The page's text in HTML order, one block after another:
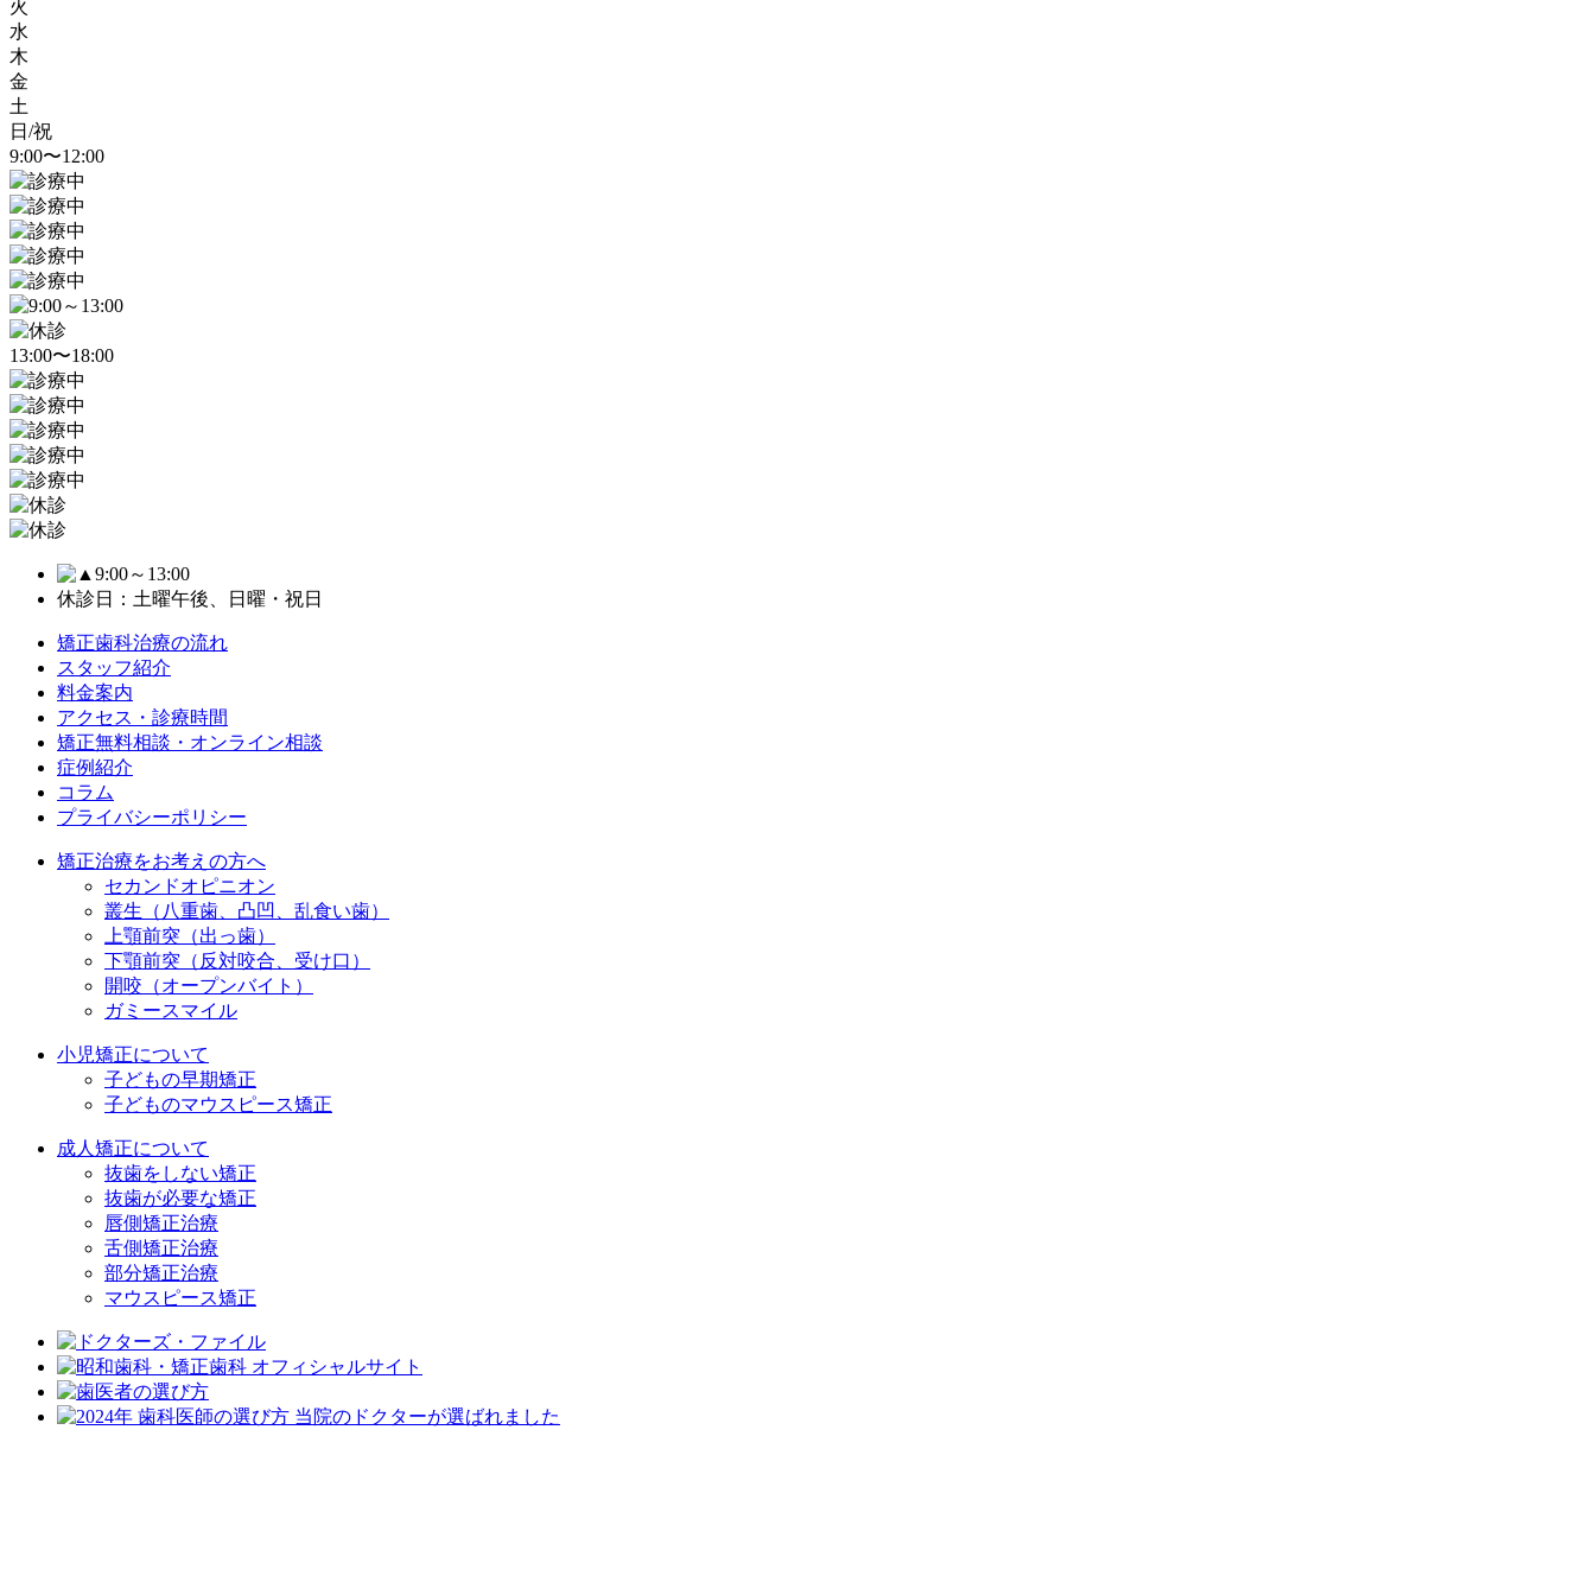
火
水
木
金
土
日/祝
9:00〜12:00
13:00〜18:00
9:00～13:00
休診日：土曜午後、日曜・祝日
矯正歯科治療の流れ
スタッフ紹介
料金案内
アクセス・診療時間
矯正無料相談・オンライン相談
症例紹介
コラム
プライバシーポリシー
矯正治療をお考えの方へ
セカンドオピニオン
叢生（八重歯、凸凹、乱食い歯）
上顎前突（出っ歯）
下顎前突（反対咬合、受け口）
開咬（オープンバイト）
ガミースマイル
小児矯正について
子どもの早期矯正
子どものマウスピース矯正
成人矯正について
抜歯をしない矯正
抜歯が必要な矯正
唇側矯正治療
舌側矯正治療
部分矯正治療
マウスピース矯正